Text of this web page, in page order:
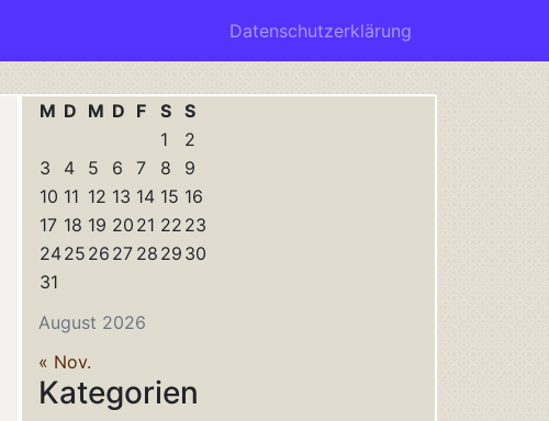
Datenschutzerklärung
August 2026
M D M D F S S
1
2
3
4 5 6 7 8
9
10 11 12 13 14 15 16
17 18 19 20 21 22 23
2425 26 27 28 29 30
31
« Nov.
Kategorien